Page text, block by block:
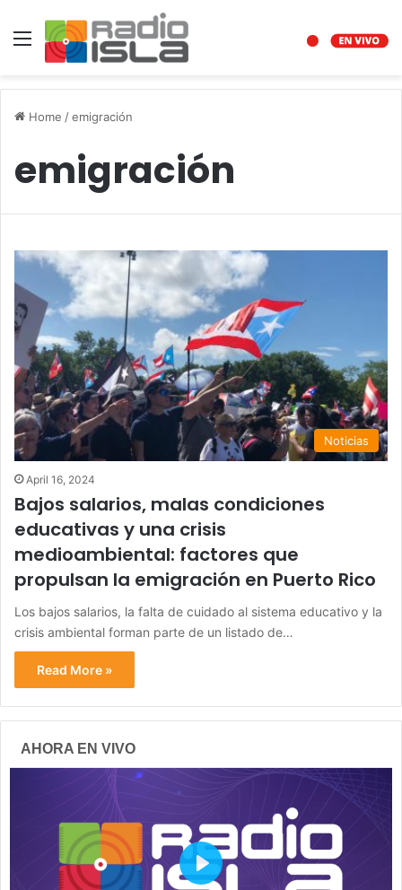
Menu
Home /emigración
emigración
Noticias
April 16, 2024
Bajos salarios, malas condiciones
educativas y una crisis
medioambiental: factores que
propulsan la emigración en Puerto Rico
Los bajos salarios, la falta de cuidado al sistema educativo y la
crisis ambiental forman parte de un listado de…
Read More »
AHORA EN VIVO
P